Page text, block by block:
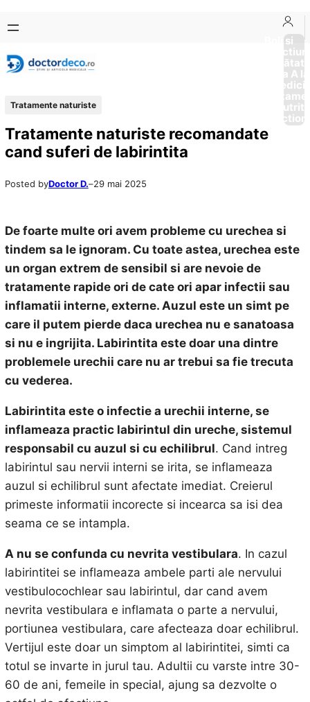
conținut
content
Boli si
Afectiuni
Sănătate
de la A
Tratamente naturiste
Tratamente naturiste recomandate
cand suferi de labirintita
Posted byDoctor D.–29 mai 2025
De foarte multe ori avem probleme cu urechea si
tindem sa le ignoram. Cu toate astea, urechea este
un organ extrem de sensibil si are nevoie de
tratamente rapide ori de cate ori apar infectii sau
inflamatii interne, externe. Auzul este un simt pe
care il putem pierde daca urechea nu e sanatoasa
si nu e ingrijita. Labirintita este doar una dintre
problemele urechii care nu ar trebui sa fie trecuta
cu vederea.
Labirintita este o infectie a urechii interne, se
inflameaza practic labirintul din ureche, sistemul
responsabil cu auzul si cu echilibrul. Cand intreg
labirintul sau nervii interni se irita, se inflameaza
auzul si echilibrul sunt afectate imediat. Creierul
primeste informatii incorecte si incearca sa isi dea
seama ce se intampla.
A nu se confunda cu nevrita vestibulara. In cazul
labirintitei se inflameaza ambele parti ale nervului
vestibulocochlear sau labirintul, dar cand avem
nevrita vestibulara e inflamata o parte a nervului,
portiunea vestibulara, care afecteaza doar echilibrul.
Vertijul este doar un simptom al labirintitei, simti ca
totul se invarte in jurul tau. Adultii cu varste intre 30-
60 de ani, femeile in special, ajung sa dezvolte o